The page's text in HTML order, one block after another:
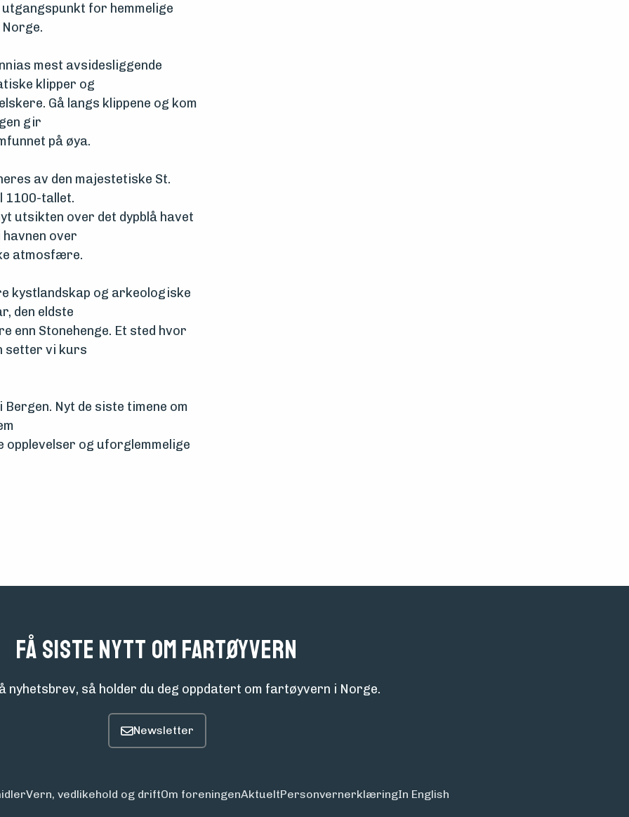
for hemmelige
mest avsidesliggende
klipper og
Gå langs klippene og kom
gir
på øya.
av den majestetiske St.
1100-tallet.
utsikten over det dypblå havet
over
atmosfære.
kystlandskap og arkeologiske
den eldste
enn Stonehenge. Et sted hvor
setter vi kurs
Nyt de siste timene om
og uforglemmelige
Få siste nytt om fartøyvern
nyhetsbrev, så holder du deg oppdatert om fartøyvern i Norge.
Vern, vedlikehold og driftOm foreningenAktueltPersonvern­erklæringIn English